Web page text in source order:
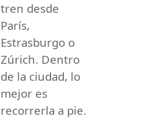
tren desde
París,
Estrasburgo o
Zúrich. Dentro
de la ciudad, lo
mejor es
recorrerla a pie.